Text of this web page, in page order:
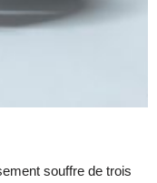
souffre de trois